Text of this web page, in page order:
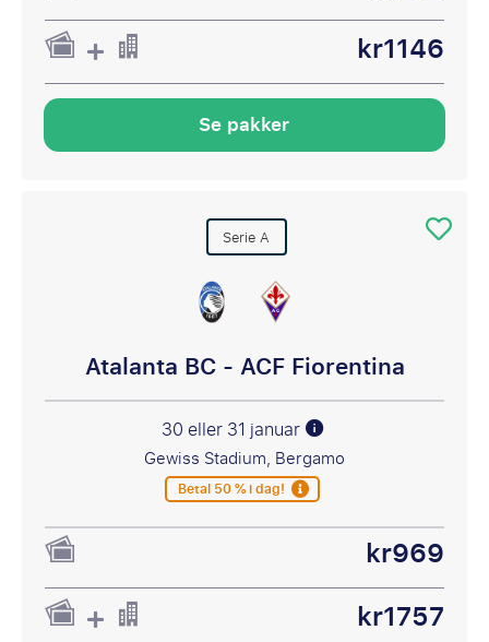
kr1146
Se pakker
Serie A
Atalanta BC - ACF Fiorentina
30 eller 31 januar
Gewiss Stadium, Bergamo
Betal 50 % i dag!
kr969
kr1757